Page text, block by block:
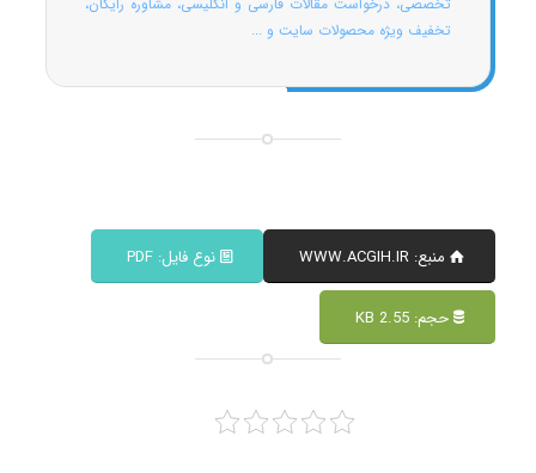
تخفیف ویژه محصولات سایت و ...
منبع: WWW.ACGIH.IR نوع فایل: PDF
حجم: 2.55 KB